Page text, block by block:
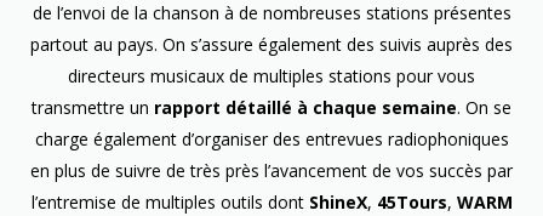
de l’envoi de la chanson à de nombreuses stations présentes
partout au pays. On s’assure également des suivis auprès des
directeurs musicaux de multiples stations pour vous
transmettre un rapport détaillé à chaque semaine. On se
charge également d’organiser des entrevues radiophoniques
en plus de suivre de très près l’avancement de vos succès par
l’entremise de multiples outils dont ShineX, 45Tours, WARM